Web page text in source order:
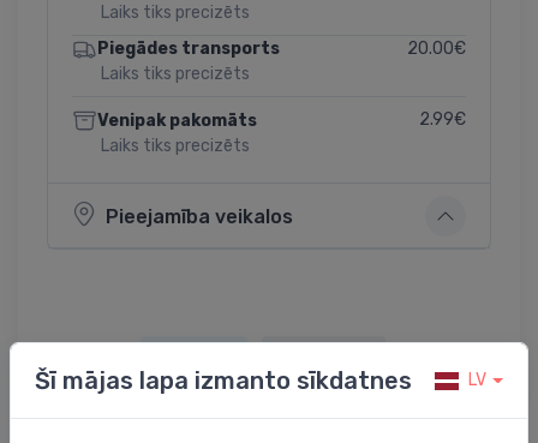
Laiks tiks precizēts
Piegādes transports
Laiks tiks precizēts
20.00€
Venipak pakomāts
Laiks tiks precizēts
2.99€
Pieejamība veikalos
Dalīties:
Šī mājas lapa izmanto sīkdatnes LV